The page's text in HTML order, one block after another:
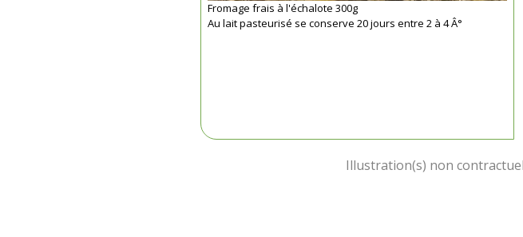
Fromage frais à l'échalote 300g
Au lait pasteurisé se conserve 20 jours entre 2 à 4 Â°